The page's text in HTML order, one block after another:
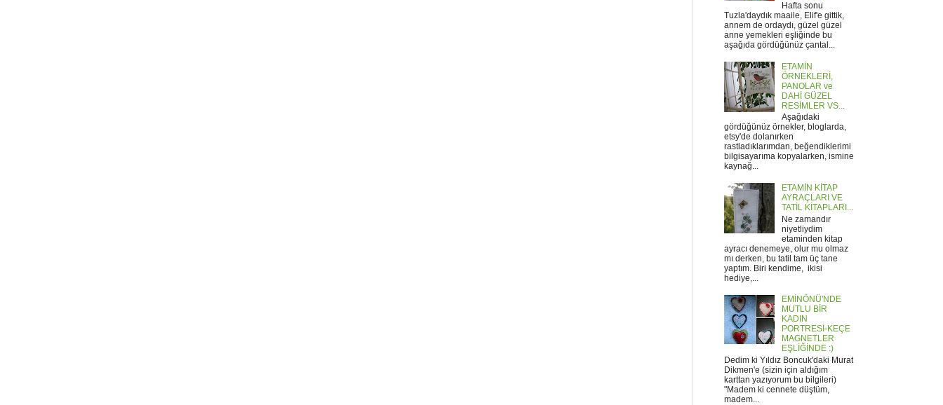
Hafta sonu
Tuzla'daydık maaile, Elif'e gittik,
annem de ordaydı, güzel güzel
anne yemekleri eşliğinde bu
aşağıda gördüğünüz çantal...
ETAMİN
ÖRNEKLERİ,
PANOLAR ve
DAHİ GÜZEL
RESİMLER VS...
Aşağıdaki
gördüğünüz örnekler, bloglarda,
etsy'de dolanırken
rastladıklarımdan, beğendiklerimi
bilgisayarıma kopyalarken, ismine
kaynağ...
ETAMİN KİTAP
AYRAÇLARI VE
TATİL KİTAPLARI...
Ne zamandır
niyetliydim
etaminden kitap
ayracı denemeye, olur mu olmaz
mı derken, bu tatil tam üç tane
yaptım. Biri kendime, ikisi
hediye,...
EMİNÖNÜ'NDE
MUTLU BİR
KADIN
PORTRESİ-KEÇE
MAGNETLER
EŞLİĞİNDE :)
Dedim ki Yıldız Boncuk'daki Murat
Dikmen'e (sizin için aldığım
karttan yazıyorum bu bilgileri)
"Madem ki cennete düştüm,
madem...